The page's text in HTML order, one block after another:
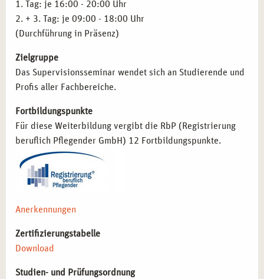
Die erworbenen Kenntnisse und Fähigkeiten können in
verschiedenen Arbeitsbereichen zur Weiterentwicklung
Supervision als unterstützende Methode in der Praxis
etablieren
– Reflexion von Herausforderungen und
Professionelle Kommunikation und Konfliktlösung
gezielt einsetzen– Verbesserung des beruflichen
Miteinanders durch bewusste Reflexion.
Eigene Entwicklungspotenziale kontinuierlich
erforschen– Stärkung der Selbstwahrnehmung für
nachhaltige berufliche Entwicklung.
integrieren– Förderung von Gruppendynamiken und
Verbesserung der Zusammenarbeit.
Möglichkeiten zur Spezialisierung im Bereich Beratung
professionellen Qualifikation.
1. Tag: je 16:00 - 20:00 Uhr
2. + 3. Tag: je 09:00 - 18:00 Uhr
(Durchführung in Präsenz)
Zielgruppe
Das Supervisionsseminar wendet sich an Studierende und
Profis aller Fachbereiche.
Fortbildungspunkte
Für diese Weiterbildung vergibt die RbP (Registrierung
beruflich Pflegender GmbH) 12 Fortbildungspunkte.
Anerkennungen
Zertifizierungstabelle
Download
Studien- und Prüfungsordnung